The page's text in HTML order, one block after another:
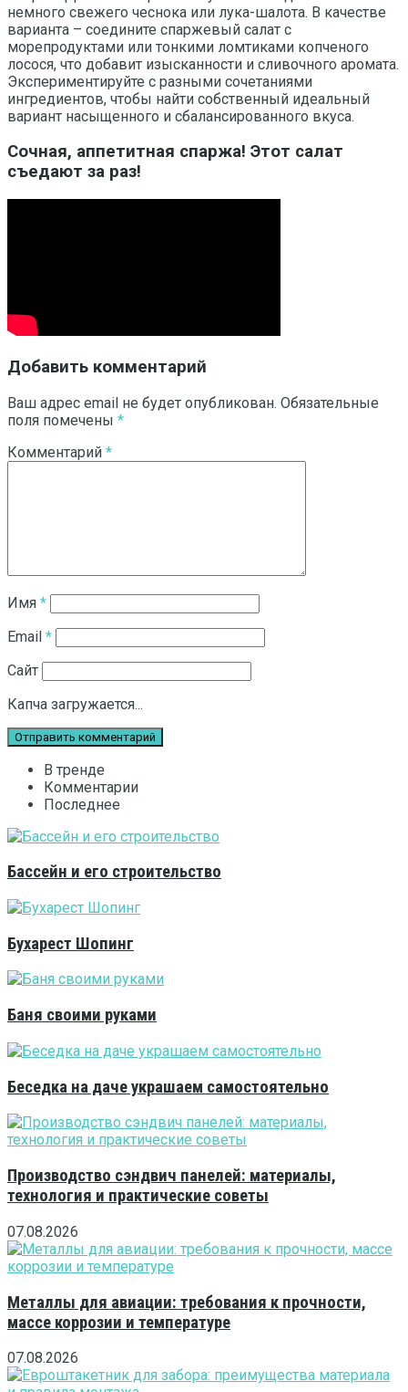
немного свежего чеснока или лука-шалота. В качестве
варианта – соедините спаржевый салат с
морепродуктами или тонкими ломтиками копченого
лосося, что добавит изысканности и сливочного аромата.
Экспериментируйте с разными сочетаниями
ингредиентов, чтобы найти собственный идеальный
вариант насыщенного и сбалансированного вкуса.
Сочная, аппетитная спаржа! Этот салат
съедают за раз!
Добавить комментарий
Ваш адрес email не будет опубликован. Обязательные
поля помечены *
Комментарий *
Имя *
Email *
Сайт
Капча загружается...
В тренде
Комментарии
Последнее
Бассейн и его строительство
Бухарест Шопинг
Баня своими руками
Беседка на даче украшаем самостоятельно
Производство сэндвич панелей: материалы,
технология и практические советы
07.08.2026
Металлы для авиации: требования к прочности,
массе коррозии и температуре
07.08.2026